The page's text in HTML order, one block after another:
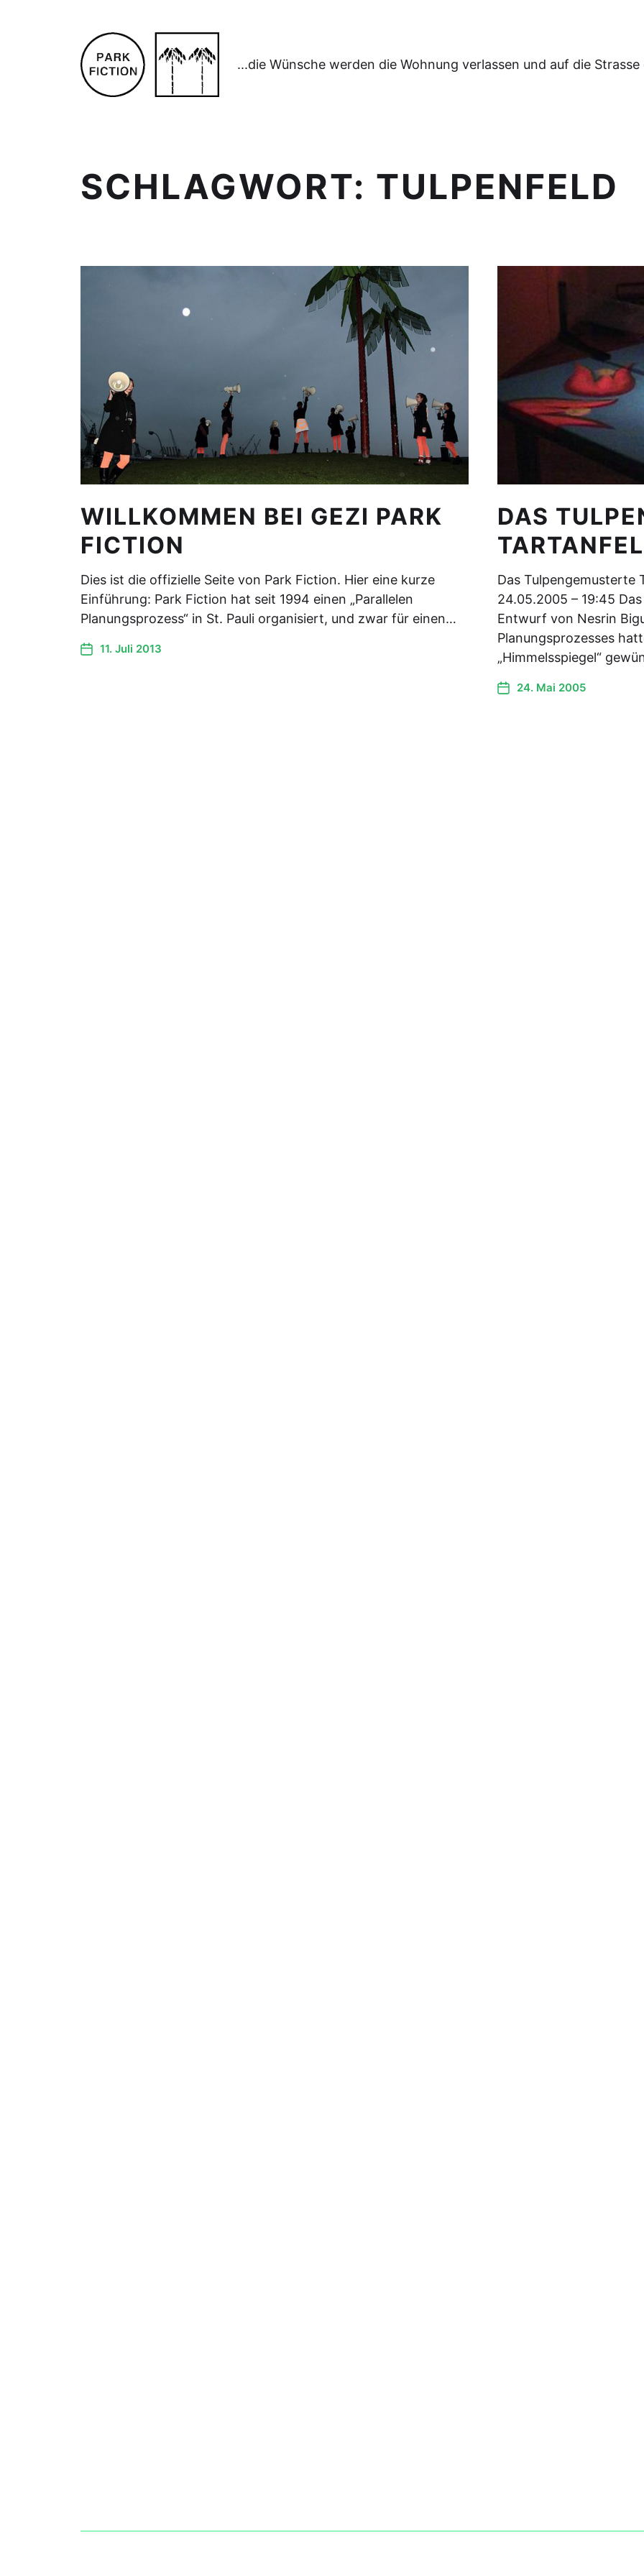
...die Wünsche werden die Wohnung verlassen und auf die Strasse
SCHLAGWORT: TULPENFELD
WILLKOMMEN BEI GEZI PARK
FICTION
Dies ist die offizielle Seite von Park Fiction. Hier eine kurze
Einführung: Park Fiction hat seit 1994 einen „Parallelen
Planungsprozess“ in St. Pauli organisiert, und zwar für einen…
11. Juli 2013
DAS
Das Tulpengemusterte
24.05.2005 – 19:45
Entwurf von Nesrin
Planungsprozesses
„Himmelsspiegel“
24. Mai 2005